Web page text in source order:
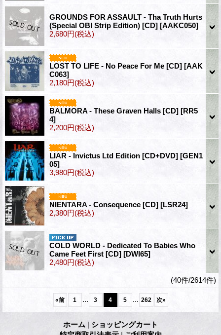
GROUNDS FOR ASSAULT - Tha Truth Hurts
(Special OBI Strip Edition) [CD] [AAKC050]
2,680円(税込)
LOST TO LIFE - No Peace For Me [CD] [AAK
C063]
2,180円(税込)
BALMORA - These Graven Halls [CD] [RR5
4]
2,200円(税込)
LIAR - Invictus Ltd Edition [CD+DVD] [GEN1
05]
3,980円(税込)
NIENTARA - Consequence [CD] [LSR24]
2,380円(税込)
COLD WORLD - Dedicated To Babies Who
Came Feet First [CD] [DWI65]
2,480円(税込)
(40件/2614件)
«前 1 ... 3 4 5 ... 262 次»
ホーム | ショッピングカート